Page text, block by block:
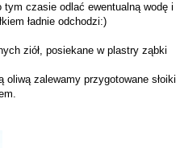
czasie odlać ewentualną wodę i
ładnie odchodzi:)
ziół, posiekane w plastry ząbki
zalewamy przygotowane słoiki